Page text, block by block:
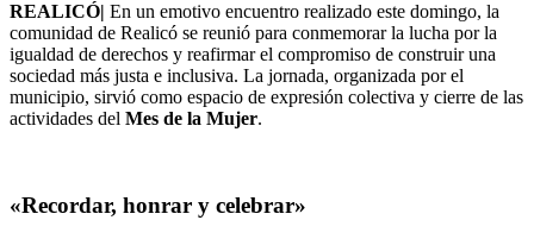
REALICÓ| En un emotivo encuentro realizado este domingo, la
comunidad de Realicó se reunió para conmemorar la lucha por la
igualdad de derechos y reafirmar el compromiso de construir una
sociedad más justa e inclusiva. La jornada, organizada por el
municipio, sirvió como espacio de expresión colectiva y cierre de las
actividades del Mes de la Mujer.
«Recordar, honrar y celebrar»